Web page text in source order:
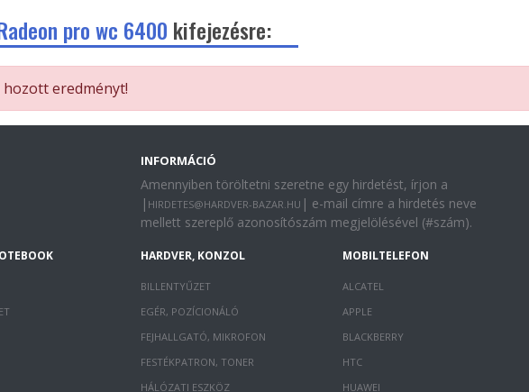
pro wc 6400 kifejezésre:
eredményt!
INFORMÁCIÓ
Amennyiben töröltetni szeretne egy hirdetést, írjon a
| HIRDETES@HARDVER-BAZAR.HU | e-mail címre a hirdetés neve
mellett szereplő azonosítószám megjelölésével (#szám).
HARDVER, KONZOL
BILLENTYŰZET
EGÉR, POZÍCIONÁLÓ
FEJHALLGATÓ, MIKROFON
FESTÉKPATRON, TONER
HÁLÓZATI ESZKÖZ
MOBILTELEFON
ALCATEL
APPLE
BLACKBERRY
HTC
HUAWEI